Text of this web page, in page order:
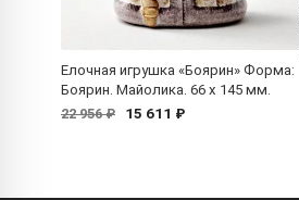
Елочная игрушка «Боярин» Форма:
Боярин. Майолика. 66 x 145 мм.
22 956 ₽
15 611 ₽